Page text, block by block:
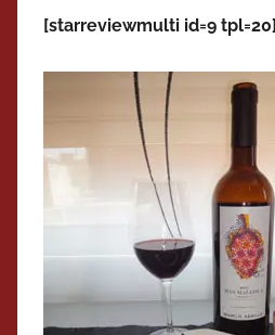
[starreviewmulti id=9 tpl=20]